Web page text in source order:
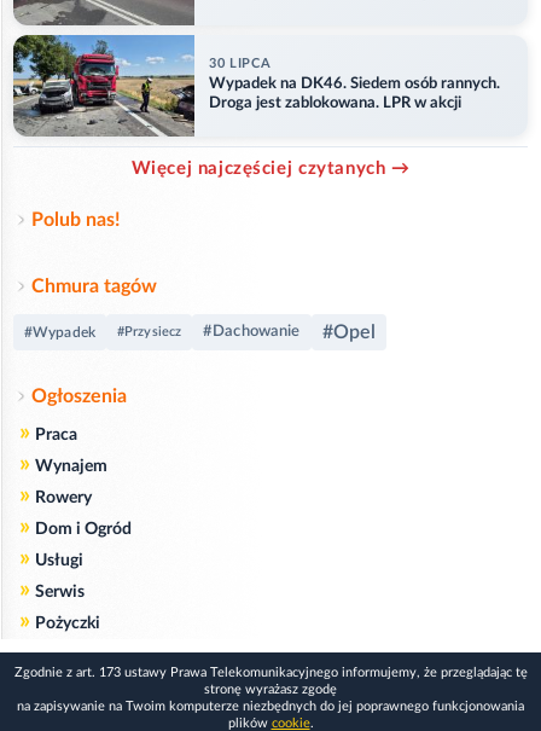
30 LIPCA
Wypadek na DK46. Siedem osób rannych.
Droga jest zablokowana. LPR w akcji
Więcej najczęściej czytanych →
Polub nas!
Chmura tagów
#Wypadek #Przysiecz #Dachowanie #Opel
Ogłoszenia
» Praca
» Wynajem
» Rowery
» Dom i Ogród
» Usługi
» Serwis
» Pożyczki
Zgodnie z art. 173 ustawy Prawa Telekomunikacyjnego informujemy, że przeglądając tę
stronę wyrażasz zgodę
na zapisywanie na Twoim komputerze niezbędnych do jej poprawnego funkcjonowania
plików cookie.